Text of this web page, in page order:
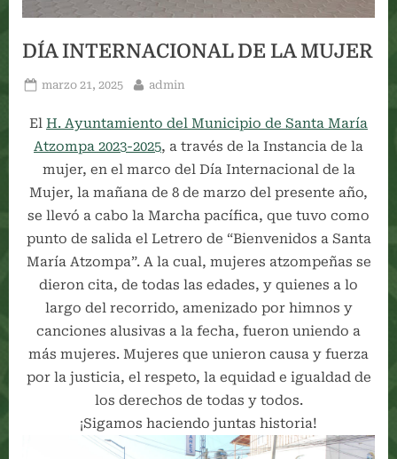
DÍA INTERNACIONAL DE LA MUJER
Posted
marzo 21, 2025 By
admin
El H. Ayuntamiento del Municipio de Santa María
Atzompa 2023-2025, a través de la Instancia de la
mujer, en el marco del Día Internacional de la
Mujer, la mañana de 8 de marzo del presente año,
se llevó a cabo la Marcha pacífica, que tuvo como
punto de salida el Letrero de “Bienvenidos a Santa
María Atzompa”. A la cual, mujeres atzompeñas se
dieron cita, de todas las edades, y quienes a lo
largo del recorrido, amenizado por himnos y
canciones alusivas a la fecha, fueron uniendo a
más mujeres. Mujeres que unieron causa y fuerza
por la justicia, el respeto, la equidad e igualdad de
los derechos de todas y todos.
¡Sigamos haciendo juntas historia!